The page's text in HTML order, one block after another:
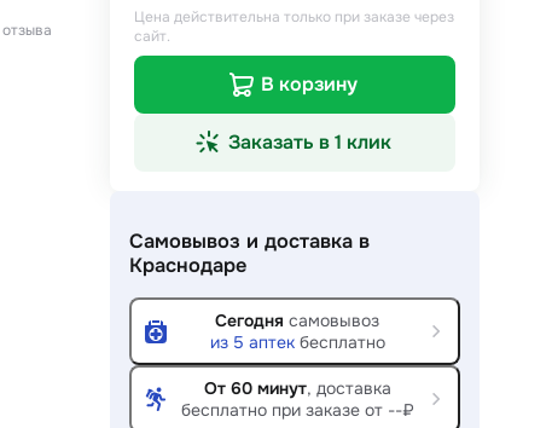
отзыва
Цена действительна только при заказе через
сайт.
В корзину
Заказать в 1 клик
Самовывоз и доставка в
Краснодаре
Сегодня самовывоз
из 5 аптекбесплатно
От 60 минут, доставка
бесплатно при заказе от --₽